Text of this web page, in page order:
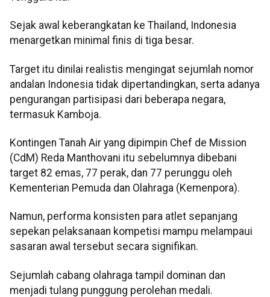
Sejak awal keberangkatan ke Thailand, Indonesia
menargetkan minimal finis di tiga besar.
Target itu dinilai realistis mengingat sejumlah nomor
andalan Indonesia tidak dipertandingkan, serta adanya
pengurangan partisipasi dari beberapa negara,
termasuk Kamboja.
Kontingen Tanah Air yang dipimpin Chef de Mission
(CdM) Reda Manthovani itu sebelumnya dibebani
target 82 emas, 77 perak, dan 77 perunggu oleh
Kementerian Pemuda dan Olahraga (Kemenpora).
Namun, performa konsisten para atlet sepanjang
sepekan pelaksanaan kompetisi mampu melampaui
sasaran awal tersebut secara signifikan.
Sejumlah cabang olahraga tampil dominan dan
menjadi tulang punggung perolehan medali.